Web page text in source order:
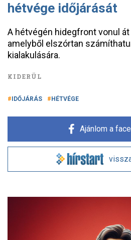
hétvége időjárását
A hétvégén hidegfront vonul
amelyből elszórtan
kialakulására.
KIDERÜL
IDŐJÁRÁS HÉTVÉGE
Ajánlom a